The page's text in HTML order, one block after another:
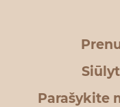
Parašykite